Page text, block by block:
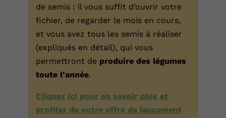
de semis : il vous suffit d’ouvrir votre
fichier, de regarder le mois en cours,
et vous avez tous les semis à réaliser
(expliqués en détail), qui vous
permettront de produire des légumes
toute l’année.
Cliquez ici pour en savoir plus et
profiter de notre offre de lancement